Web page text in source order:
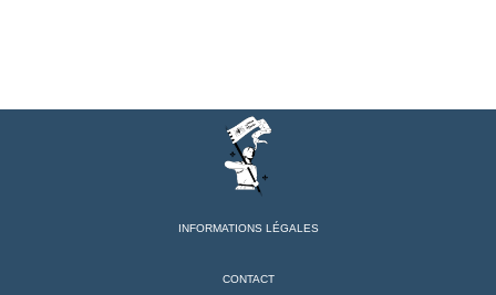
INFORMATIONS LÉGALES
CONTACT